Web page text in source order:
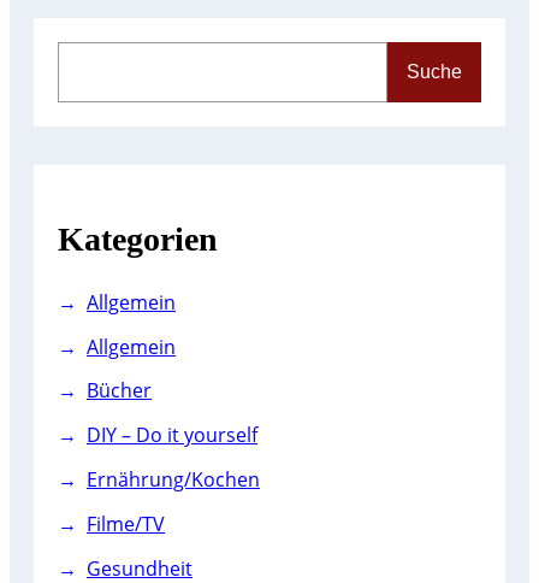
Suche
Kategorien
Allgemein
Allgemein
Bücher
DIY – Do it yourself
Ernährung/Kochen
Filme/TV
Gesundheit